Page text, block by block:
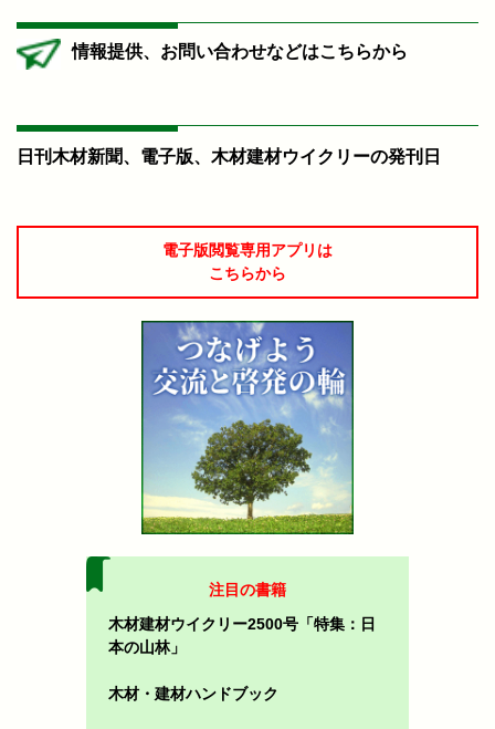
情報提供、お問い合わせなどはこちらから
日刊木材新聞、電子版、木材建材ウイクリーの発刊日
電子版閲覧専用アプリは
こちらから
注目の書籍
木材建材ウイクリー2500号「特集：日
本の山林」
木材・建材ハンドブック